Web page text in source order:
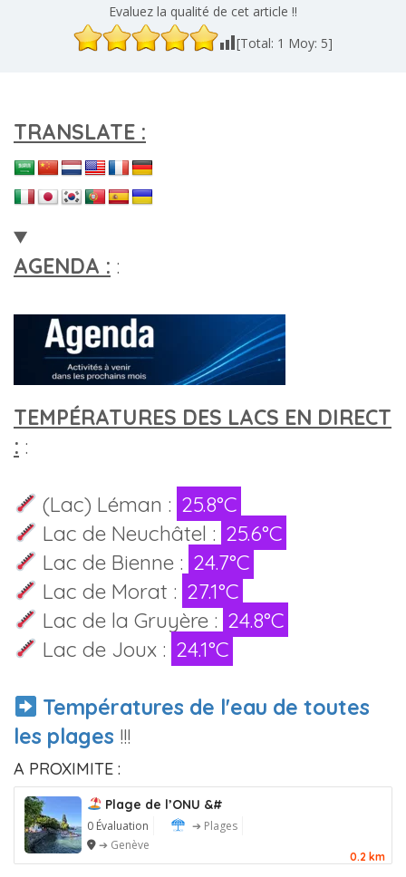
Evaluez la qualité de cet article !!
[Total: 1 Moy: 5]
TRANSLATE :
AGENDA : :
TEMPÉRATURES DES LACS EN DIRECT
: :
(Lac) Léman : 25.8°C
Lac de Neuchâtel : 25.6°C
Lac de Bienne : 24.7°C
Lac de Morat : 27.1°C
Lac de la Gruyère : 24.8°C
Lac de Joux : 24.1°C
Températures de l'eau de toutes
les plages !!!
A PROXIMITE :
Plage de l’ONU &#
0 Évaluation
➔ Plages
➔ Genève
0.2 km